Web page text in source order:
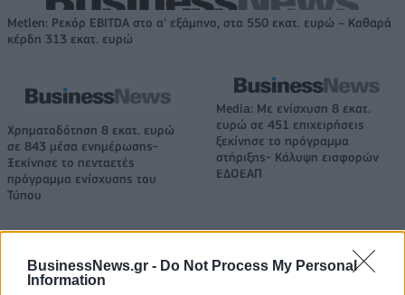
BusinessNews.gr - Do Not Process My Personal
Information
Metlen: Ρεκόρ EBITDA στο α' εξάμηνο, στα 550 εκατ. ευρώ – Καθαρά
κέρδη 313 εκατ. ευρώ
Χρηματοδότηση 8 εκατ. ευρώ
σε 843 μέσα ενημέρωσης-
Ξεκίνησε το πενταετές
πρόγραμμα ενίσχυσης του
Τύπου
Media: Με ενίσχυση 8 εκατ.
ευρώ σε 451 επιχειρήσεις
ξεκίνησε το πρόγραμμα
στήριξης- Κάλυψη εισφορών
ΕΔΟΕΑΠ
IAB Hellas: Νέα Διοικούσα Επιτροπή και νέο Διοικητικό Συμβούλιο -
Πρόεδρος ο Γαληνός Γιαγλής